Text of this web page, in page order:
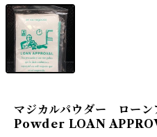
マジカルパウダー ロー
Powder LOAN